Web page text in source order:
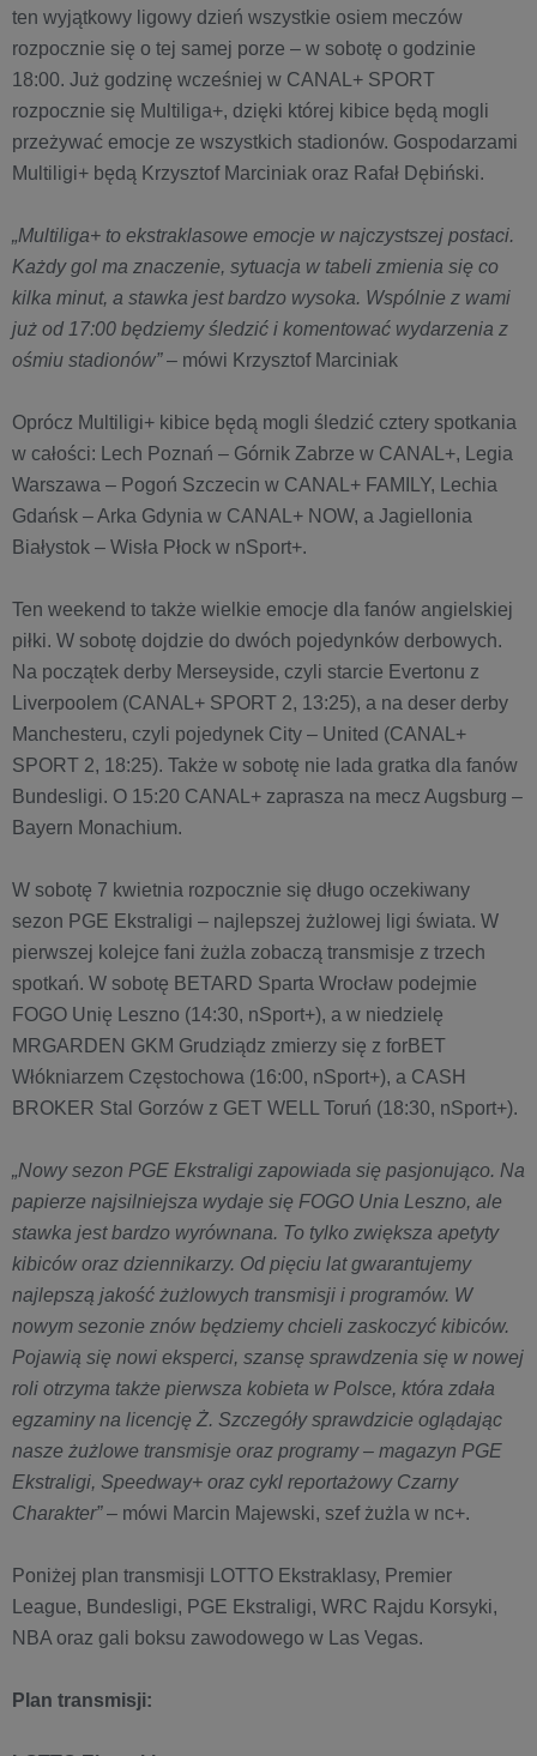
ten wyjątkowy ligowy dzień wszystkie osiem meczów
rozpocznie się o tej samej porze – w sobotę o godzinie
18:00. Już godzinę wcześniej w CANAL+ SPORT
rozpocznie się Multiliga+, dzięki której kibice będą mogli
przeżywać emocje ze wszystkich stadionów. Gospodarzami
Multiligi+ będą Krzysztof Marciniak oraz Rafał Dębiński.
„Multiliga+ to ekstraklasowe emocje w najczystszej postaci.
Każdy gol ma znaczenie, sytuacja w tabeli zmienia się co
kilka minut, a stawka jest bardzo wysoka. Wspólnie z wami
już od 17:00 będziemy śledzić i komentować wydarzenia z
ośmiu stadionów”– mówi Krzysztof Marciniak
Oprócz Multiligi+ kibice będą mogli śledzić cztery spotkania
w całości: Lech Poznań – Górnik Zabrze w CANAL+, Legia
Warszawa – Pogoń Szczecin w CANAL+ FAMILY, Lechia
Gdańsk – Arka Gdynia w CANAL+ NOW, a Jagiellonia
Białystok – Wisła Płock w nSport+.
Ten weekend to także wielkie emocje dla fanów angielskiej
piłki. W sobotę dojdzie do dwóch pojedynków derbowych.
Na początek derby Merseyside, czyli starcie Evertonu z
Liverpoolem (CANAL+ SPORT 2, 13:25), a na deser derby
Manchesteru, czyli pojedynek City – United (CANAL+
SPORT 2, 18:25). Także w sobotę nie lada gratka dla fanów
Bundesligi. O 15:20 CANAL+ zaprasza na mecz Augsburg –
Bayern Monachium.
W sobotę 7 kwietnia rozpocznie się długo oczekiwany
sezon PGE Ekstraligi – najlepszej żużlowej ligi świata. W
pierwszej kolejce fani żużla zobaczą transmisje z trzech
spotkań. W sobotę BETARD Sparta Wrocław podejmie
FOGO Unię Leszno (14:30, nSport+), a w niedzielę
MRGARDEN GKM Grudziądz zmierzy się z forBET
Włókniarzem Częstochowa (16:00, nSport+), a CASH
BROKER Stal Gorzów z GET WELL Toruń (18:30, nSport+).
„Nowy sezon PGE Ekstraligi zapowiada się pasjonująco. Na
papierze najsilniejsza wydaje się FOGO Unia Leszno, ale
stawka jest bardzo wyrównana. To tylko zwiększa apetyty
kibiców oraz dziennikarzy. Od pięciu lat gwarantujemy
najlepszą jakość żużlowych transmisji i programów. W
nowym sezonie znów będziemy chcieli zaskoczyć kibiców.
Pojawią się nowi eksperci, szansę sprawdzenia się w nowej
roli otrzyma także pierwsza kobieta w Polsce, która zdała
egzaminy na licencję Ż. Szczegóły sprawdzicie oglądając
nasze żużlowe transmisje oraz programy – magazyn PGE
Ekstraligi, Speedway+ oraz cykl reportażowy Czarny
Charakter”– mówi Marcin Majewski, szef żużla w nc+.
Poniżej plan transmisji LOTTO Ekstraklasy, Premier
League, Bundesligi, PGE Ekstraligi, WRC Rajdu Korsyki,
NBA oraz gali boksu zawodowego w Las Vegas.
Plan transmisji: